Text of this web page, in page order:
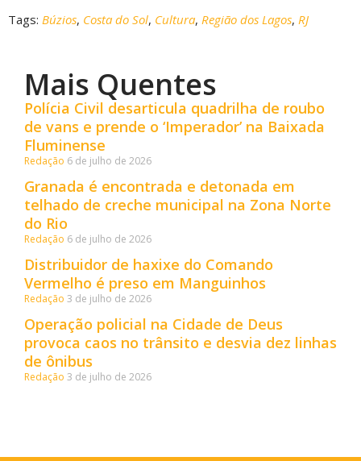
Tags: Búzios, Costa do Sol, Cultura, Região dos Lagos, RJ
Mais Quentes
Polícia Civil desarticula quadrilha de roubo
de vans e prende o ‘Imperador’ na Baixada
Fluminense
Redação 6 de julho de 2026
Granada é encontrada e detonada em
telhado de creche municipal na Zona Norte
do Rio
Redação 6 de julho de 2026
Distribuidor de haxixe do Comando
Vermelho é preso em Manguinhos
Redação 3 de julho de 2026
Operação policial na Cidade de Deus
provoca caos no trânsito e desvia dez linhas
de ônibus
Redação 3 de julho de 2026